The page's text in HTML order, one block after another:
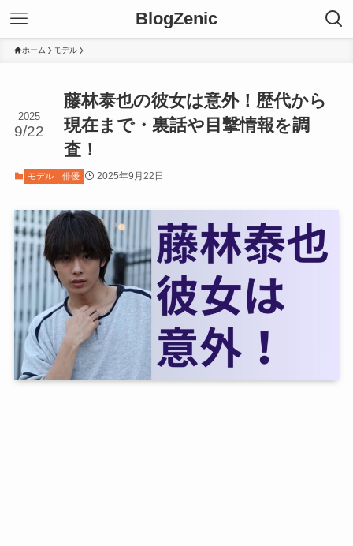
BlogZenic
ホーム モデル
藤林泰也の彼女は意外！歴代から
現在まで・裏話や目撃情報を調
査！
2025
9/22
モデル 俳優 2025年9月22日